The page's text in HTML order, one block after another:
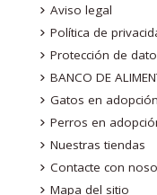
Aviso legal
Política de
Protección de
BANCO DE
Gatos en adopción
Perros en
Nuestras tiendas
Contacte con
Mapa del sitio